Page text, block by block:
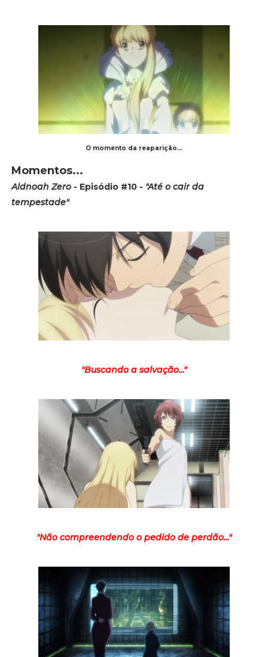
O momento da reaparição...
Momentos...
Aldnoah Zero- Episódio #10 - "Até o cair da
tempestade"
"Buscando a salvação..."
"Não compreendendo o pedido de perdão..."